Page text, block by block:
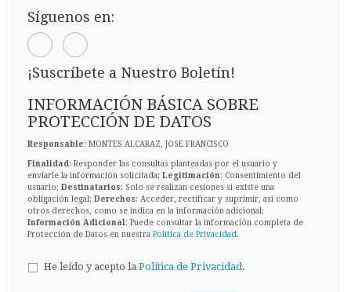
Síguenos en:
¡Suscríbete a Nuestro Boletín!
INFORMACIÓN BÁSICA SOBRE
PROTECCIÓN DE DATOS
Responsable: MONTES ALCARAZ, JOSE FRANCISCO
Finalidad: Responder las consultas planteadas por el usuario y
enviarle la información solicitada; Legitimación: Consentimiento del
usuario; Destinatarios: Solo se realizan cesiones si existe una
obligación legal; Derechos: Acceder, rectificar y suprimir, así como
otros derechos, como se indica en la información adicional;
Información Adicional: Puede consultar la información completa de
Protección de Datos en nuestra Política de Privacidad.
He leído y acepto la Política de Privacidad.